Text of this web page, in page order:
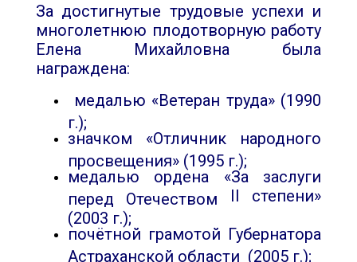
За достигнутые трудовые успехи и
многолетнюю плодотворную работу
Елена Михайловна была
награждена:
медалью «Ветеран труда» (1990
г.);
значком «Отличник народного
просвещения» (1995 г.);
медалью ордена «За заслуги
перед Отечеством II степени»
(2003 г.);
почётной грамотой Губернатора
Астраханской области (2005 г.);